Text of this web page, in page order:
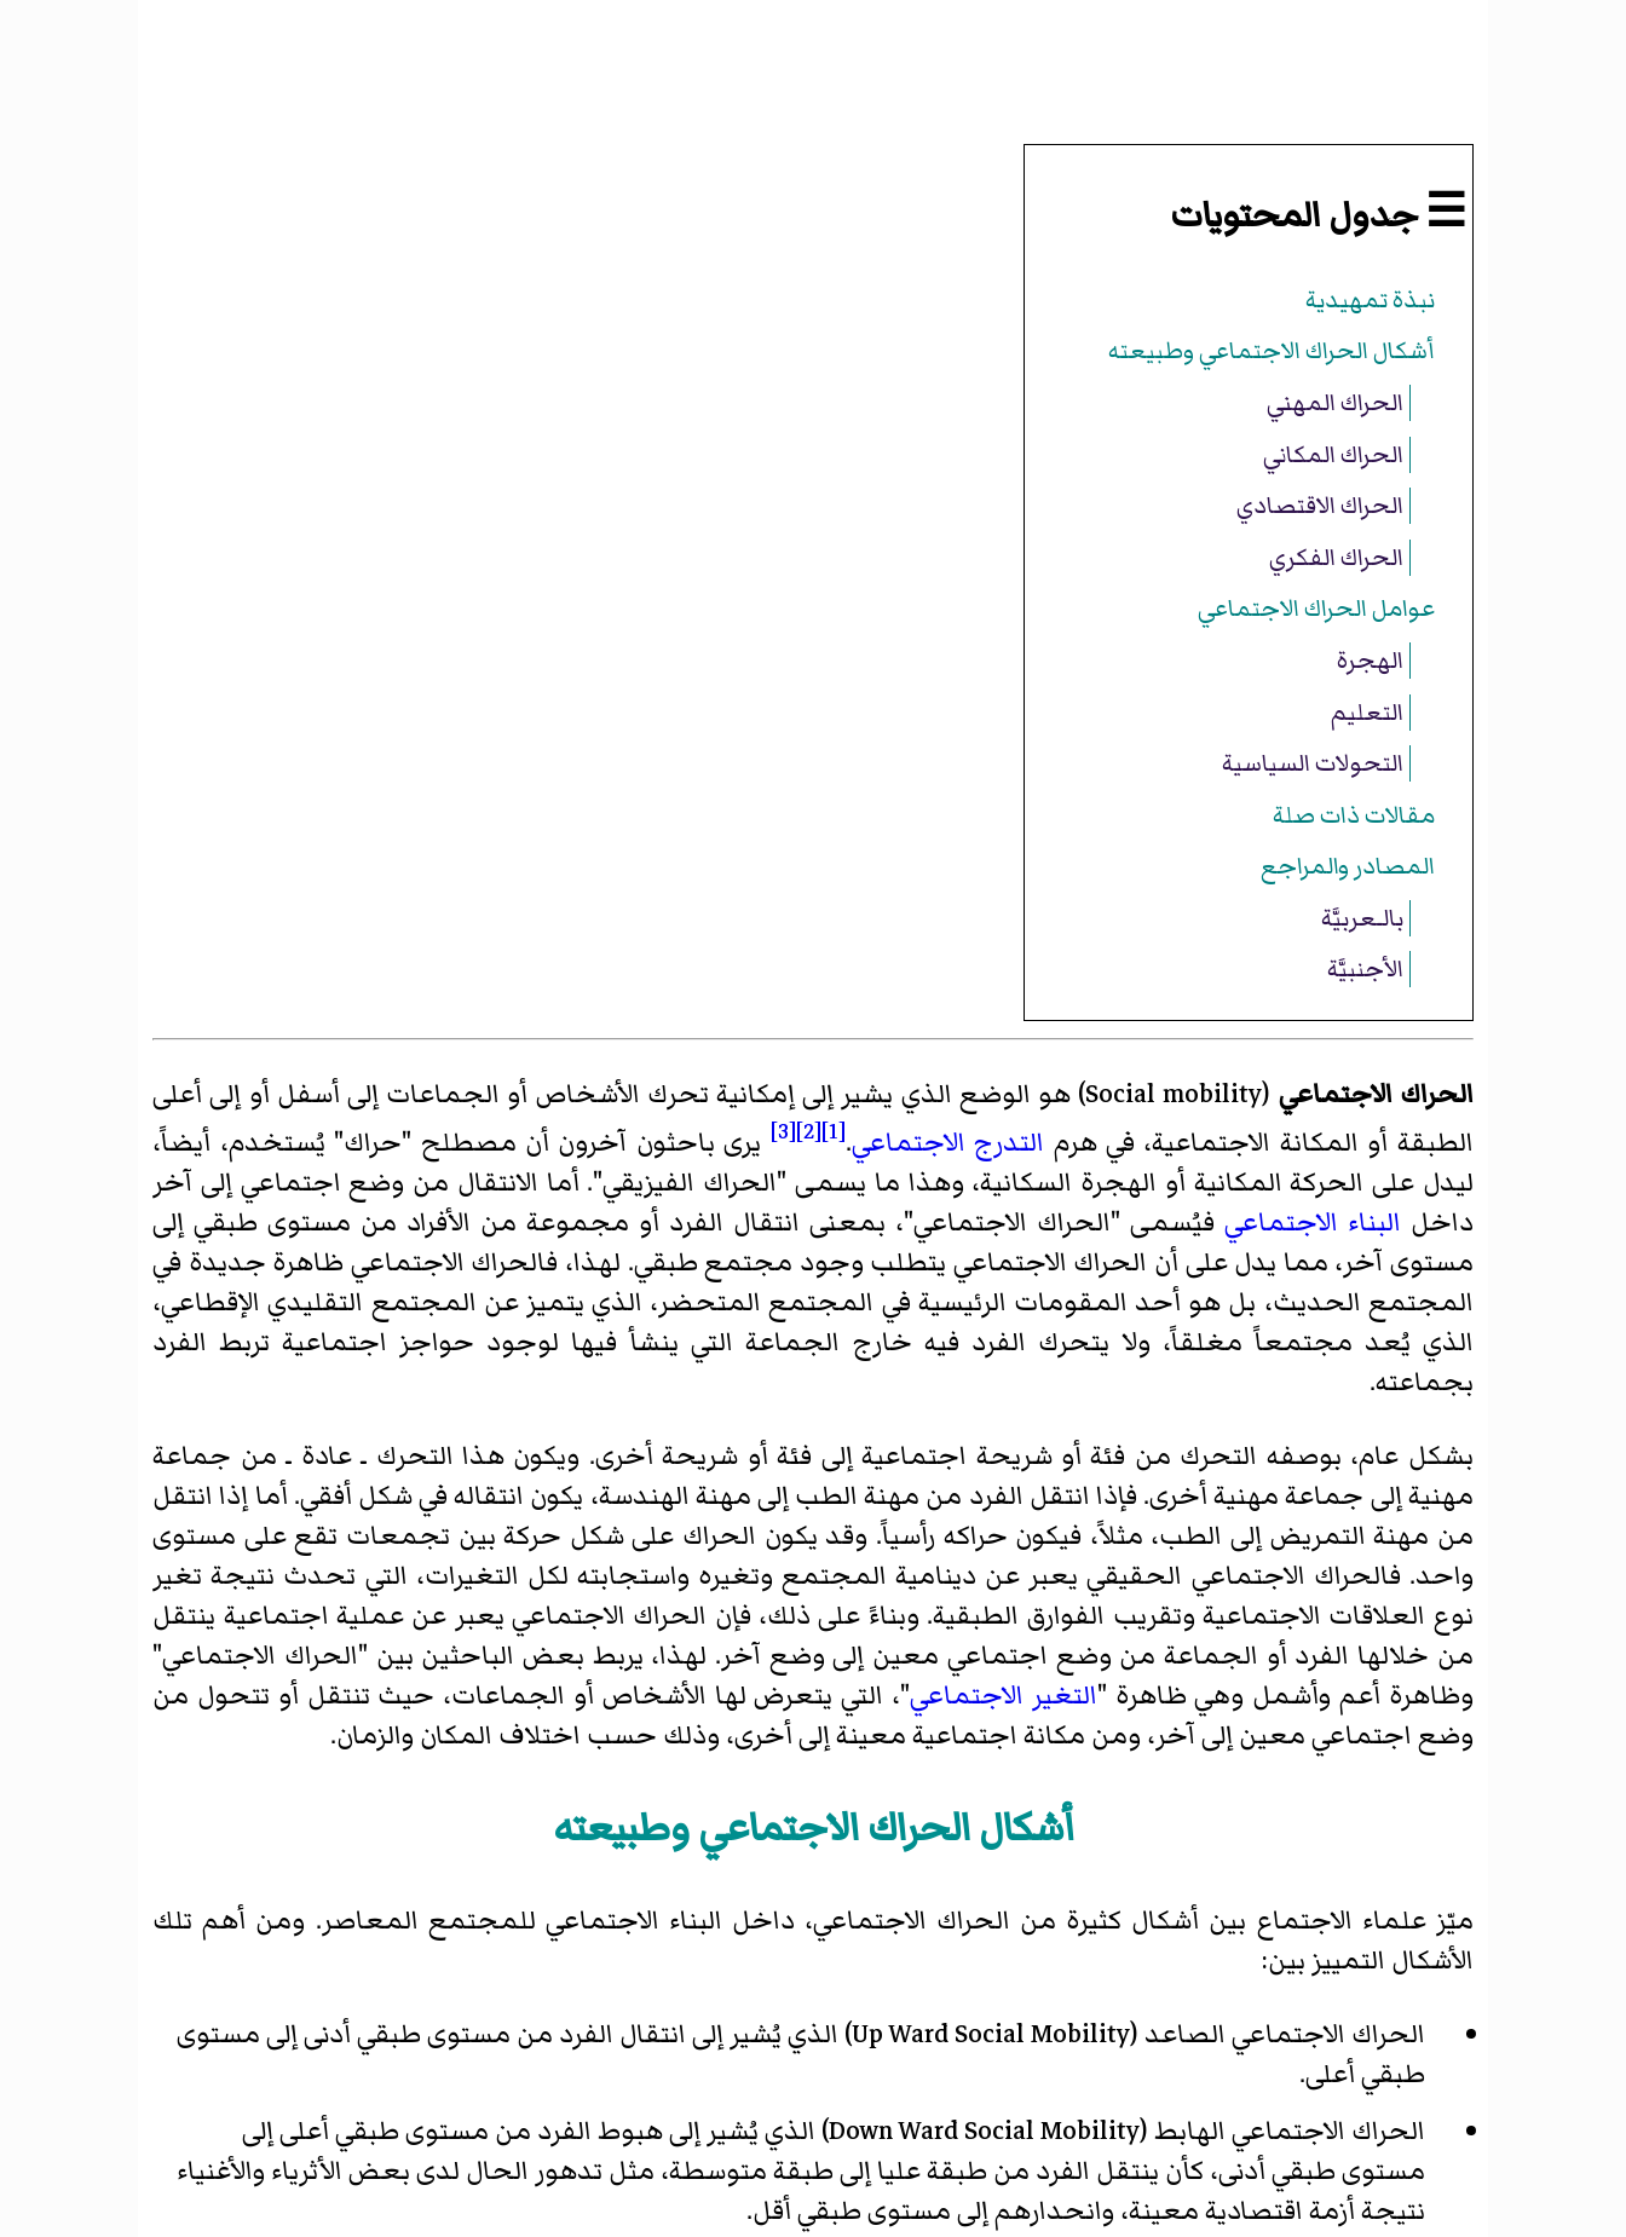
☰ جدول المحتويات
نبذة تمهيدية
أشكال الحراك الاجتماعي وطبيعته
الحراك المهني
الحراك المكاني
الحراك الاقتصادي
الحراك الفكري
عوامل الحراك الاجتماعي
الهجرة
التعليم
التحولات السياسية
مقالات ذات صلة
المصادر والمراجع
بالـعربيَّة
الأجنبيَّة
الحراك الاجتماعي (
Social mobility)‏ هو الوضع الذي يشير إلى إمكانية تحرك الأشخاص أو الجماعات إلى أسفل أو إلى أعلى
الطبقة أو المكانة الاجتماعية، في هرم التدرج الاجتماعي.
[1]
[2]
[3]
يرى باحثون آخرون أن مصطلح "حراك" يُستخدم، أيضاً،
ليدل على الحركة المكانية أو الهجرة السكانية، وهذا ما يسمى "الحراك الفيزيقي". أما الانتقال من وضع اجتماعي إلى آخر
داخل البناء الاجتماعي فيُسمى "الحراك الاجتماعي"، بمعنى انتقال الفرد أو مجموعة من الأفراد من مستوى طبقي إلى
مستوى آخر، مما يدل على أن الحراك الاجتماعي يتطلب وجود مجتمع طبقي. لهذا، فالحراك الاجتماعي ظاهرة جديدة في
المجتمع الحديث، بل هو أحد المقومات الرئيسية في المجتمع المتحضر، الذي يتميز عن المجتمع التقليدي الإقطاعي،
الذي يُعد مجتمعاً مغلقاً، ولا يتحرك الفرد فيه خارج الجماعة التي ينشأ فيها لوجود حواجز اجتماعية تربط الفرد
بجماعته.
بشكل عام، بوصفه التحرك من فئة أو شريحة اجتماعية إلى فئة أو شريحة أخرى. ويكون هذا التحرك ـ عادة ـ من جماعة
مهنية إلى جماعة مهنية أخرى. فإذا انتقل الفرد من مهنة الطب إلى مهنة الهندسة، يكون انتقاله في شكل أفقي. أما إذا انتقل
من مهنة التمريض إلى الطب، مثلاً، فيكون حراكه رأسياً. وقد يكون الحراك على شكل حركة بين تجمعات تقع على مستوى
واحد. فالحراك الاجتماعي الحقيقي يعبر عن دينامية المجتمع وتغيره واستجابته لكل التغيرات، التي تحدث نتيجة تغير
نوع العلاقات الاجتماعية وتقريب الفوارق الطبقية. وبناءً على ذلك، فإن الحراك الاجتماعي يعبر عن عملية اجتماعية ينتقل
من خلالها الفرد أو الجماعة من وضع اجتماعي معين إلى وضع آخر. لهذا، يربط بعض الباحثين بين "الحراك الاجتماعي"
وظاهرة أعم وأشمل وهي ظاهرة "التغير الاجتماعي"، التي يتعرض لها الأشخاص أو الجماعات، حيث تنتقل أو تتحول من
وضع اجتماعي معين إلى آخر، ومن مكانة اجتماعية معينة إلى أخرى، وذلك حسب اختلاف المكان والزمان.
أشكال الحراك الاجتماعي وطبيعته
ميّز علماء الاجتماع بين أشكال كثيرة من الحراك الاجتماعي، داخل البناء الاجتماعي للمجتمع المعاصر. ومن أهم تلك
الأشكال التمييز بين:
الحراك الاجتماعي الصاعد (Up Ward Social Mobility)‏ الذي يُشير إلى انتقال الفرد من مستوى طبقي أدنى إلى مستوى
طبقي أعلى.
الحراك الاجتماعي الهابط (Down Ward Social Mobility)‏ الذي يُشير إلى هبوط الفرد من مستوى طبقي أعلى إلى
مستوى طبقي أدنى، كأن ينتقل الفرد من طبقة عليا إلى طبقة متوسطة، مثل تدهور الحال لدى بعض الأثرياء والأغنياء
نتيجة أزمة اقتصادية معينة، وانحدارهم إلى مستوى طبقي أقل.